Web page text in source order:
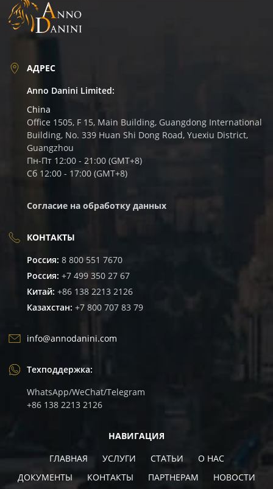
АДРЕС
Anno Danini Limited:
China
Office 1505, F 15, Main Building, Guangdong International
Building, No. 339 Huan Shi Dong Road, Yuexiu District,
Guangzhou
Пн-Пт 12:00 - 21:00 (GMT+8)
Сб 12:00 - 17:00 (GMT+8)
Согласие на обработку данных
КОНТАКТЫ
Россия: 8 800 551 7670
Россия: +7 499 350 27 67
Китай: +86 138 2213 2126
Казахстан: +7 800 707 83 79
info@annodanini.com
Техподдержка:
WhatsApp/WeChat/Telegram
+86 138 2213 2126
НАВИГАЦИЯ
ГЛАВНАЯ
УСЛУГИ СТАТЬИ
О НАС
ДОКУМЕНТЫ
КОНТАКТЫ ПАРТНЕРАМ НОВОСТИ